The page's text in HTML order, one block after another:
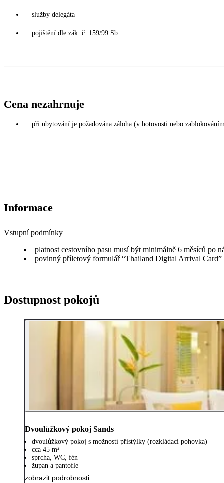
služby delegáta
pojištění dle zák. č. 159/99 Sb.
Cena nezahrnuje
při ubytování je požadována záloha (v hotovosti nebo
Informace
Vstupní podmínky
platnost cestovního pasu musí být minimálně 6 měsíců po
povinný příletový formulář “Thailand Digital Arrival Card”
Dostupnost pokojů
Dvoulůžkový pokoj Sands
dvoulůžkový pokoj s možností přistýlky (rozkládací pohovka)
cca 45 m²
sprcha, WC, fén
župan a pantofle
zobrazit podrobnosti